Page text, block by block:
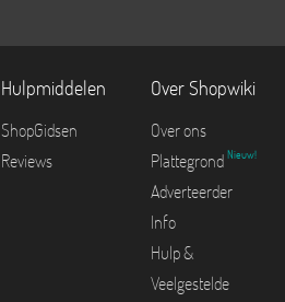
Hulpmiddelen
ShopGidsen
Reviews
Over Shopwiki
Over ons
Plattegrond Nieuw!
Adverteerder
Info
Hulp &
Veelgestelde